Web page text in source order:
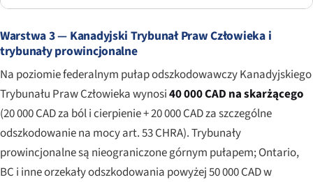
Warstwa 3 — Kanadyjski Trybunał Praw Człowieka i
trybunały prowincjonalne
Na poziomie federalnym pułap odszkodowawczy Kanadyjskiego
Trybunału Praw Człowieka wynosi40 000 CAD na skarżącego
(20 000 CAD za ból i cierpienie + 20 000 CAD za szczególne
odszkodowanie na mocy art. 53 CHRA). Trybunały
prowincjonalne są nieograniczone górnym pułapem; Ontario,
BC i inne orzekały odszkodowania powyżej 50 000 CAD w